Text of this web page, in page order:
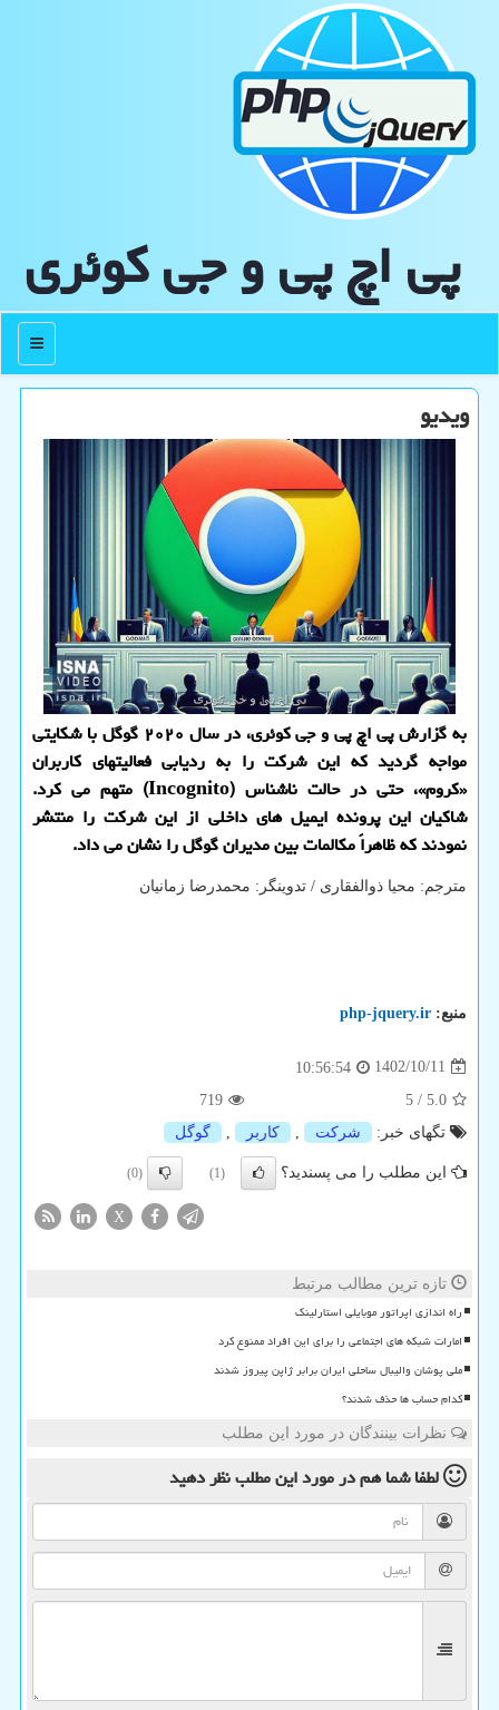
پی اچ پی و جی كوئری
منو
ویدیو
به گزارش پی اچ پی و جی کوئری، در سال ۲۰۲۰ گوگل با شکایتی
مواجه گردید که این شرکت را به ردیابی فعالیتهای کاربران
«کروم»، حتی در حالت ناشناس (Incognito) متهم می کرد.
شاکیان این پرونده ایمیل های داخلی از این شرکت را منتشر
نمودند که ظاهراً مکالمات بین مدیران گوگل را نشان می داد.
مترجم: محیا ذوالفقاری / تدوینگر: محمدرضا زمانیان
منبع: php-jquery.ir
1402/10/11
10:56:54
5.0
/
5
719
تگهای خبر:
شركت كاربر گوگل
این مطلب را می پسندید؟ (1)
(0)
X
تازه ترین مطالب مرتبط
راه اندازی اپراتور موبایلی استارلینک
امارات شبکه های اجتماعی را برای این افراد ممنوع کرد
ملی پوشان والیبال ساحلی ایران برابر ژاپن پیروز شدند
کدام حساب ها حذف شدند؟
نظرات بینندگان در مورد این مطلب
لطفا شما همدر مورد این مطلبنظر دهید